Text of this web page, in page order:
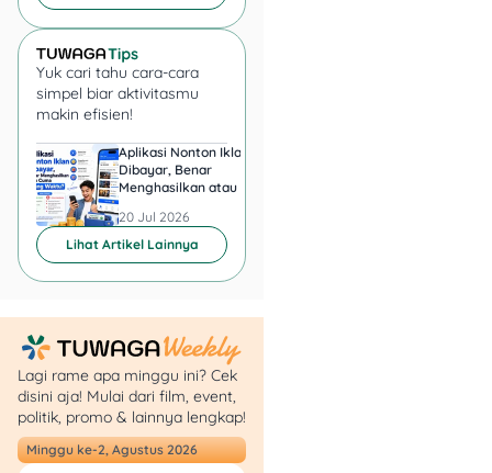
Adapundi Punya Siapa?
Dilansir dariLiputan 6
Adapundi didirikan oleh
Achmad Irawan dibawah
naungan PT Info Tekno
Siaga. Adapundi adalah
platform Kredit Tanpa
Agunan (KTA) terbesar di
menggunakan dukungan
inovasi keuangan yang
didukung oleh teknologi
dan pelayanan berkualitas
dalam menyediakan
pinjaman aman dan praktis
bagi penggunanya.
Yuk cari tahu cara-cara
simpel biar aktivitasmu
makin efisien!
Aplikasi Nonton Iklan
Dibayar, Benar
Menghasilkan atau Cuma
20 Jul 2026
Lihat Artikel Lainnya
Lagi rame apa minggu ini? Cek
disini aja! Mulai dari film, event,
politik, promo & lainnya lengkap!
Minggu ke-2, Agustus 2026